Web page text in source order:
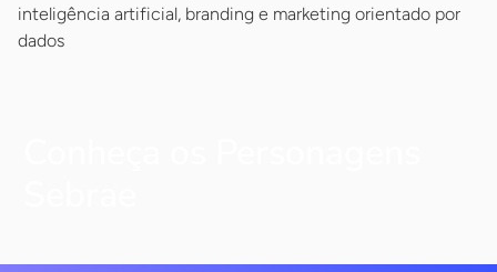
inteligência artificial, branding e marketing orientado por
dados